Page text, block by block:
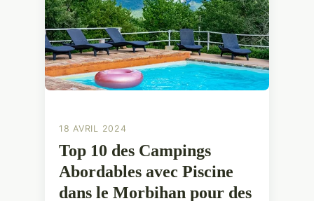
18 AVRIL 2024
Top 10 des Campings
Abordables avec Piscine
dans le Morbihan pour des